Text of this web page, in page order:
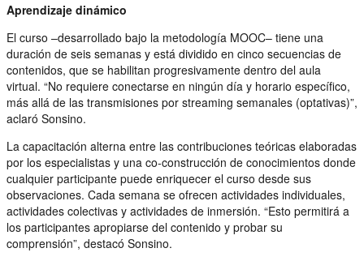
Aprendizaje dinámico
El curso –desarrollado bajo la metodología MOOC– tiene una
duración de seis semanas y está dividido en cinco secuencias de
contenidos, que se habilitan progresivamente dentro del aula
virtual. “No requiere conectarse en ningún día y horario específico,
más allá de las transmisiones por streaming semanales (optativas)”,
aclaró Sonsino.
La capacitación alterna entre las contribuciones teóricas elaboradas
por los especialistas y una co-construcción de conocimientos donde
cualquier participante puede enriquecer el curso desde sus
observaciones. Cada semana se ofrecen actividades individuales,
actividades colectivas y actividades de inmersión. “Esto permitirá a
los participantes apropiarse del contenido y probar su
comprensión”, destacó Sonsino.